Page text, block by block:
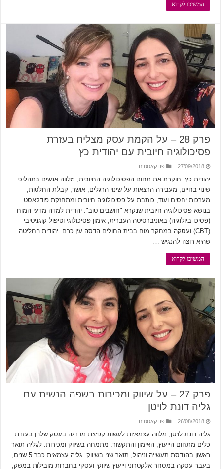
המשיכו לקרוא
פרק 28 – על הקמת עסק מצליח בעזרת
פסיכולוגיה חיובית עם יהודית כץ
27/09/2018 פודקאסטים
יהודית כץ, חוקרת את תחום הפסיכולוגיה החיובית, מלווה אנשים בתהליכי
שינוי בחיים, מעבירה הרצאות על שינוי הרגלים, אושר, קבלת החלטות,
מערכות יחסים ועוד, כותבת על פסיכולוגיה חיובית ומתחזקת פודקאסט
בנושא פסיכולוגיה חיובית שנקרא "חושבים טוב". יהודית למדה מדעי המוח
(פסיכו-ביולוגיה) באוניברסיטה העברית, אימון פסיכולוגי וטיפול קוגניטיבי
(CBT) ועסקה במחקר מוח בבית החולים הדסה עין כרם. יהודית החליטה
שהיא רוצה להנגיש …
המשיכו לקרוא
פרק 27 – על שיווק ומכירות בשפה הנשית עם
גליה דונת לויטן
26/08/2018 פודקאסטים
גליה דונת לויטן, מלווה עצמאיות לעשות קפיצת מדרגה בעסק שלהן בעזרת
כלים מתחום הייעוץ, האימון והתקשור. מתמחה בשיווק ומכירות. לגליה תואר
ראשון בהנדסת תעשייה וניהול, תואר שני בשיווק. גליה עצמאית כבר 5 שנים,
בעבר עסקה במסחר אלקטרוני וייעוץ שיווקי ועסקי בחברות מובילות במשק,